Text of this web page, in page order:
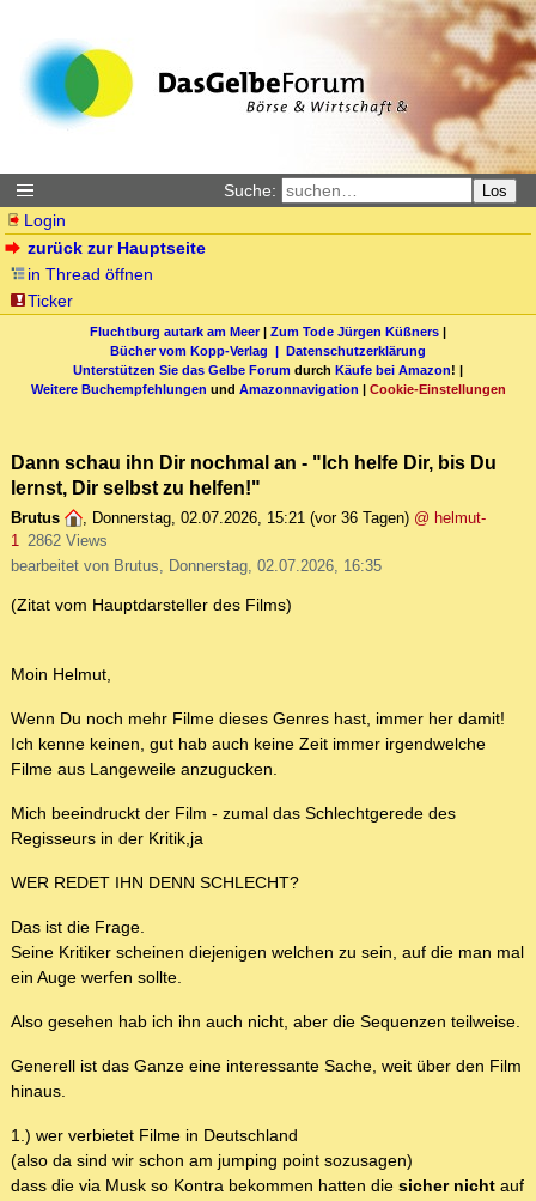
Suche: Los
Login
zurück zur Hauptseite
in Thread öffnen
Ticker
Fluchtburg autark am Meer| Zum Tode Jürgen Küßners |
Bücher vom Kopp-Verlag | Datenschutzerklärung
Unterstützen Sie das Gelbe Forum durch Käufe bei Amazon! |
Weitere Buchempfehlungen und Amazonnavigation | Cookie-Einstellungen
Dann schau ihn Dir nochmal an - "Ich helfe Dir, bis Du
lernst, Dir selbst zu helfen!"
Brutus , Donnerstag, 02.07.2026, 15:21 (vor 36 Tagen) @ helmut-
1 2862 Views
bearbeitet von Brutus, Donnerstag, 02.07.2026, 16:35
(Zitat vom Hauptdarsteller des Films)
Moin Helmut,
Wenn Du noch mehr Filme dieses Genres hast, immer her damit!
Ich kenne keinen, gut hab auch keine Zeit immer irgendwelche
Filme aus Langeweile anzugucken.
Mich beeindruckt der Film - zumal das Schlechtgerede des
Regisseurs in der Kritik,ja
WER REDET IHN DENN SCHLECHT?
Das ist die Frage.
Seine Kritiker scheinen diejenigen welchen zu sein, auf die man mal
ein Auge werfen sollte.
Also gesehen hab ich ihn auch nicht, aber die Sequenzen teilweise.
Generell ist das Ganze eine interessante Sache, weit über den Film
hinaus.
1.) wer verbietet Filme in Deutschland
(also da sind wir schon am jumping point sozusagen)
dass die via Musk so Kontra bekommen hatten die sicher nicht auf